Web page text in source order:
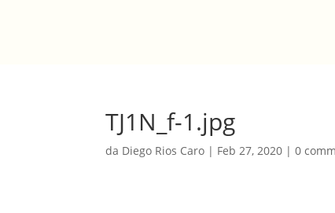
TJ1N_f-1.jpg
da Diego Rios Caro | Feb 27, 2020 |0